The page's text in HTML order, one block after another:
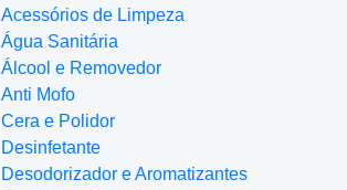
Acessórios de Limpeza
Água Sanitária
Álcool e Removedor
Anti Mofo
Cera e Polidor
Desinfetante
Desodorizador e Aromatizantes